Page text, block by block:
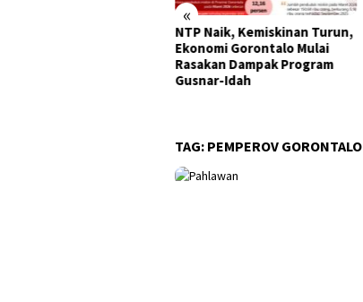
«
NTP Naik, Kemiskinan Turun,
Ekonomi Gorontalo Mulai
Rasakan Dampak Program
Gusnar-Idah
TAG: PEMPEROV GORONTALO